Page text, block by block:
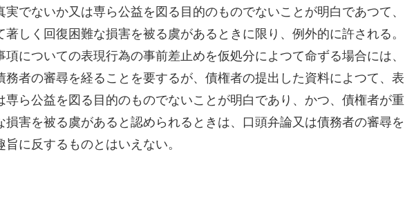
でないか又は専ら公益を図る目的のものでないことが明白であつて、
しく回復困難な損害を被る虞があるときに限り、例外的に許される。
についての表現行為の事前差止めを仮処分によつて命ずる場合には、
務者の審尋を経ることを要するが、債権者の提出した資料によつて、表
専ら公益を図る目的のものでないことが明白であり、かつ、債権者が重
損害を被る虞があると認められるときは、口頭弁論又は債務者の審尋を
に反するものとはいえない。